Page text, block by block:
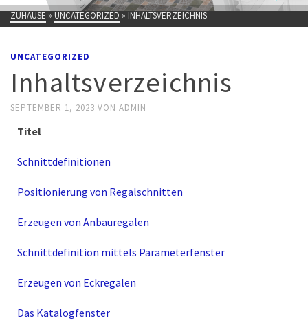
ZUHAUSE » UNCATEGORIZED » INHALTSVERZEICHNIS
UNCATEGORIZED
Inhaltsverzeichnis
SEPTEMBER 1, 2023 VON ADMIN
Titel
Schnittdefinitionen
Positionierung von Regalschnitten
Erzeugen von Anbauregalen
Schnittdefinition mittels Parameterfenster
Erzeugen von Eckregalen
Das Katalogfenster